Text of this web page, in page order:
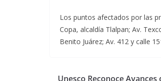
Los puntos afectados por las
Copa, alcaldía Tlalpan; Av.
Benito Juárez; Av. 412 y calle
Unesco Reconoce Avances